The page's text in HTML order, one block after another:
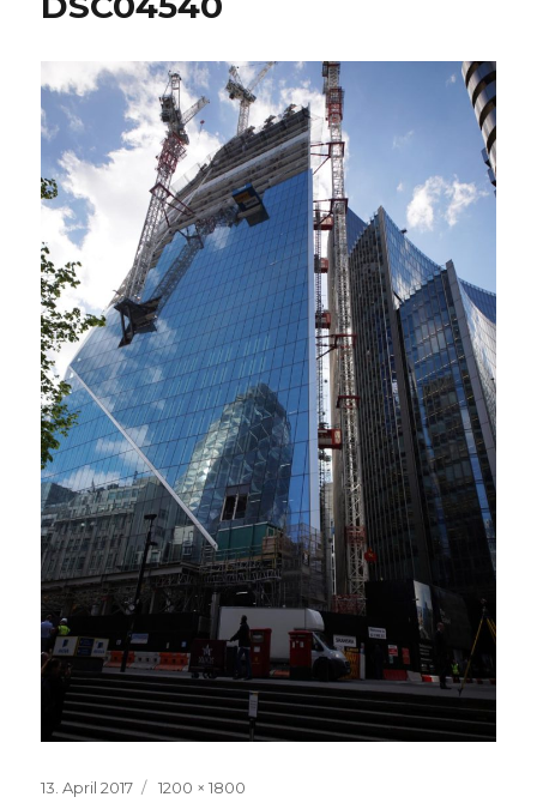
Veröffentlicht
13. April 2017
Volle
1200 × 1800